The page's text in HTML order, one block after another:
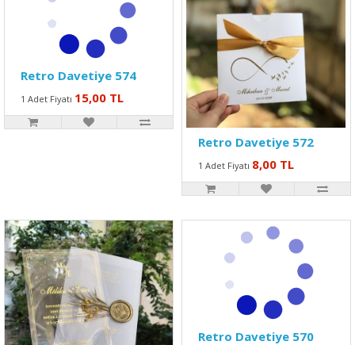
Retro Davetiye 574
1 Adet Fiyatı 15,00 TL
Retro Davetiye 572
1 Adet Fiyatı 8,00 TL
Retro Davetiye 570